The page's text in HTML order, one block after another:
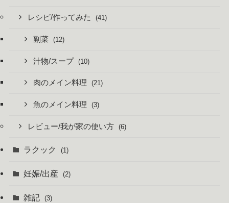
レシピ/作ってみた (41)
副菜 (12)
汁物/スープ (10)
肉のメイン料理 (21)
魚のメイン料理 (3)
レビュー/我が家の使い方 (6)
ラクック (1)
妊娠/出産 (2)
雑記 (3)